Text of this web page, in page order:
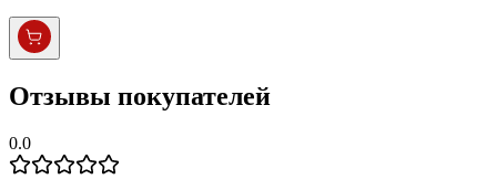
Отзывы покупателей
0.0